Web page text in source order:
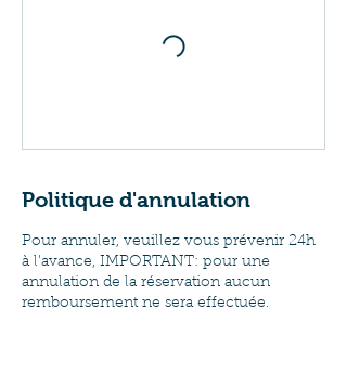
Politique d'annulation
Pour annuler, veuillez vous prévenir 24h
à l'avance, IMPORTANT: pour une
annulation de la réservation aucun
remboursement ne sera effectuée.